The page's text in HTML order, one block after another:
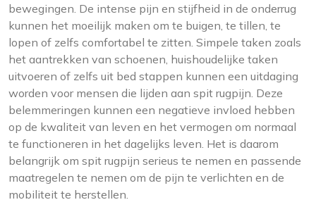
bewegingen. De intense pijn en stijfheid in de onderrug
kunnen het moeilijk maken om te buigen, te tillen, te
lopen of zelfs comfortabel te zitten. Simpele taken zoals
het aantrekken van schoenen, huishoudelijke taken
uitvoeren of zelfs uit bed stappen kunnen een uitdaging
worden voor mensen die lijden aan spit rugpijn. Deze
belemmeringen kunnen een negatieve invloed hebben
op de kwaliteit van leven en het vermogen om normaal
te functioneren in het dagelijks leven. Het is daarom
belangrijk om spit rugpijn serieus te nemen en passende
maatregelen te nemen om de pijn te verlichten en de
mobiliteit te herstellen.